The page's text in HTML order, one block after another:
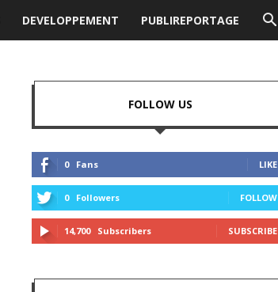
DEVELOPPEMENT PUBLIREPORTAGE
FOLLOW US
0 Fans LIKE
0 Followers FOLLOW
14,700 Subscribers SUBSCRIBE